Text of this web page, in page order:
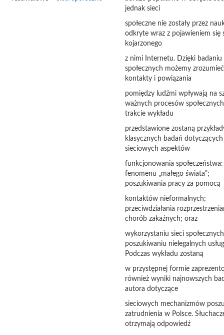
jednak sieci
społeczne nie zostały przez
odkryte wraz z pojawieniem się
kojarzonego
z nimi Internetu. Dzięki badaniu
społecznych możemy
kontakty i powiązania
pomiędzy ludźmi wpływają na
ważnych procesów
trakcie wykładu
przedstawione zostaną
klasycznych badań dotyczących
sieciowych aspektów
funkcjonowania
fenomenu „małego świata”;
poszukiwania pracy za pomocą
kontaktów nieformalnych;
przeciwdziałania
chorób zakaźnych; oraz
wykorzystaniu sieci
poszukiwaniu nielegalnych
Podczas wykładu zostaną
w przystępnej formie
również wyniki najnowszych
autora dotyczące
sieciowych mechanizmów
zatrudnienia w Polsce.
otrzymają odpowiedź